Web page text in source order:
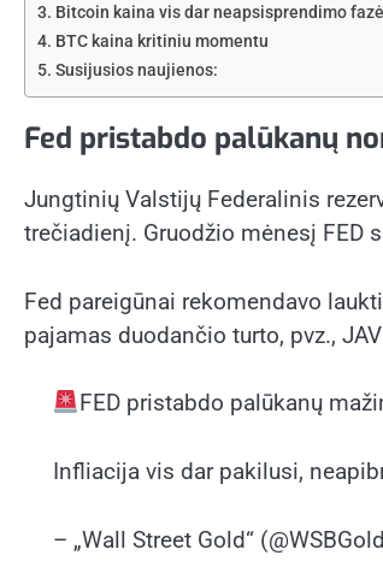
Bitcoin kaina vis dar neapsisprendimo
BTC kaina kritiniu momentu
Susijusios naujienos:
Fed pristabdo palūkanų
Jungtinių Valstijų Federalinis
trečiadienį. Gruodžio mėnesį FED
Fed pareigūnai rekomendavo
pajamas duodančio turto, pvz.,
FED pristabdo palūkanų
Infliacija vis dar pakilusi,
– „Wall Street Gold“